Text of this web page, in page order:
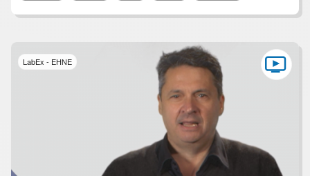
LabEx - EHNE